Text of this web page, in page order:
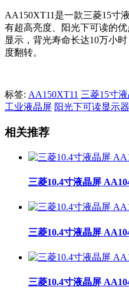
AA150XT11是一款三菱15寸
有超高亮度、阳光下可读的
显示，背光寿命长达10万小
度翻转。
标签: AA150XT11 三菱15寸
工业液晶屏 阳光下可读显示器
相关推荐
三菱10.4寸液晶屏
三菱10.4寸液晶屏
三菱10.4寸液晶屏